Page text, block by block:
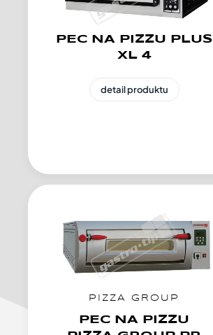
PEC NA PIZZU PLUS
XL 4
detail produktu
PIZZA GROUP
PEC NA PIZZU